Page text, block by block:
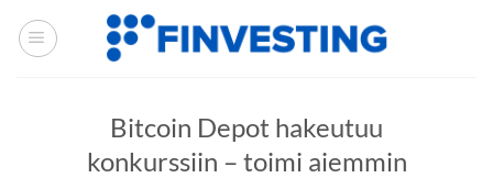
Siirry
sisältöön
Bitcoin Depot hakeutuu
konkurssiin – toimi aiemmin